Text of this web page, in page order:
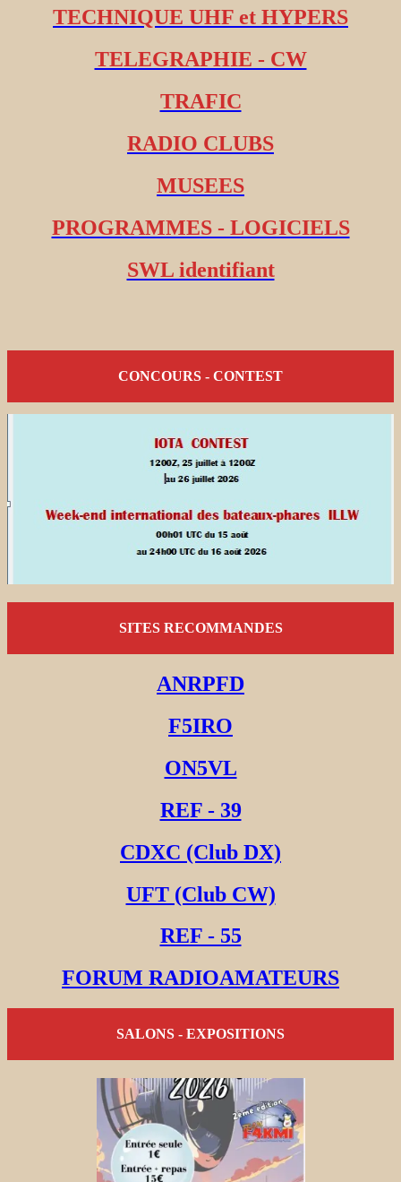
TECHNIQUE UHF et HYPERS
TELEGRAPHIE - CW
TRAFIC
RADIO CLUBS
MUSEES
PROGRAMMES - LOGICIELS
SWL identifiant
CONCOURS - CONTEST
SITES RECOMMANDES
ANRPFD
F5IRO
ON5VL
REF - 39
CDXC (Club DX)
UFT (Club CW)
REF - 55
FORUM RADIOAMATEURS
SALONS - EXPOSITIONS